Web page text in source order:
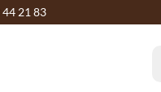
44 21 83